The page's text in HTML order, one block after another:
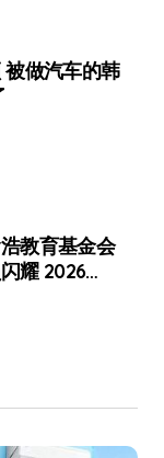
做汽车的韩
教育基金会
耀 2026
杯